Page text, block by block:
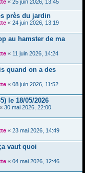
« 25 juin 2026, 13:45
près du jardin
« 24 juin 2026, 13:19
au hamster de ma
« 11 juin 2026, 14:24
quand on a des
« 08 juin 2026, 11:52
le 18/05/2026
30 mai 2026, 22:00
« 23 mai 2026, 14:49
vaut quoi
« 04 mai 2026, 12:46